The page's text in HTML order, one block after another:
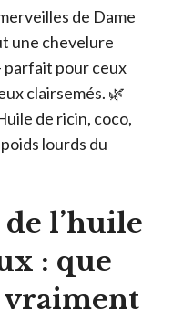
de Dame
une chevelure
parfait pour ceux
clairsemés. 🌿
de ricin, coco,
lourds du
l’huile
: que